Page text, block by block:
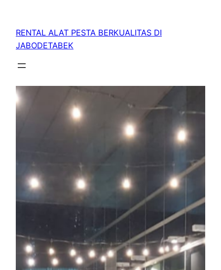
RENTAL ALAT PESTA BERKUALITAS DI
JABODETABEK